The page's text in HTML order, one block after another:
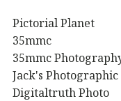
Pictorial Planet
35mmc
35mmc
Jack's
Digitaltruth Photo